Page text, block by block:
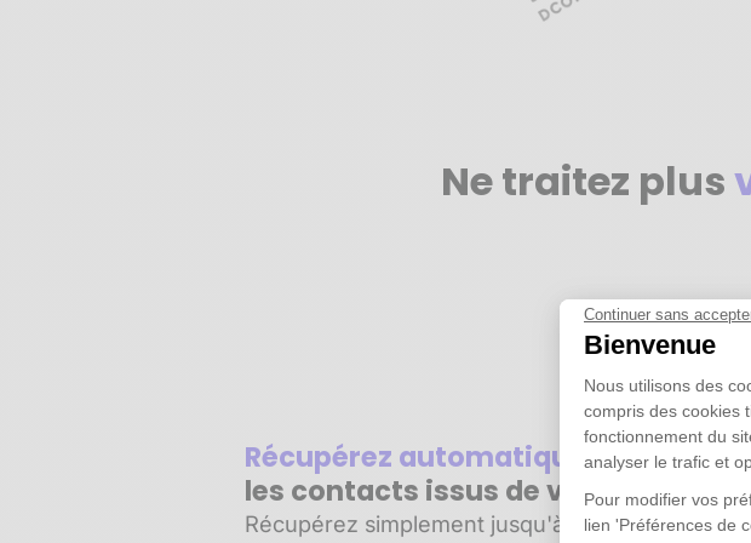
Continuer sans
Bienvenue
Nous utilisons des
compris des cookies
fonctionnement du
analyser le trafic et
Pour modifier vos
lien 'Préférences de
Ne traitez plus
Récupérez automatiquementtous
les contacts issus de vos emails
Récupérez simplement jusqu'à plusieurs années